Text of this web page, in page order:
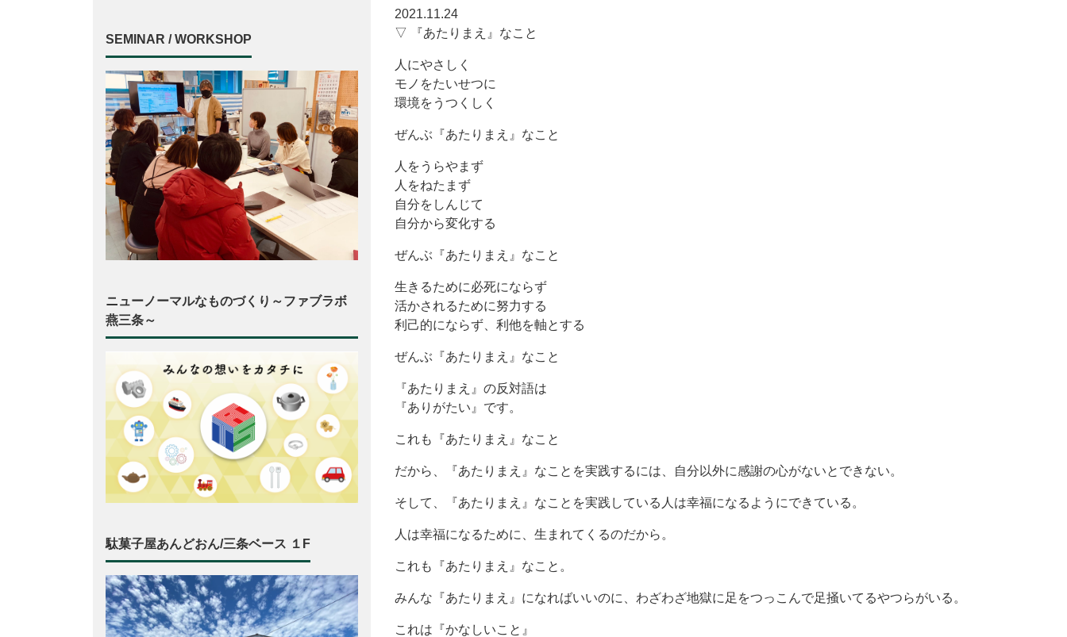
2021.11.24
▽ 『あたりまえ』なこと
人にやさしく
モノをたいせつに
環境をうつくしく
ぜんぶ『あたりまえ』なこと
人をうらやまず
人をねたまず
自分をしんじて
自分から変化する
ぜんぶ『あたりまえ』なこと
生きるために必死にならず
活かされるために努力する
利己的にならず、利他を軸とする
ぜんぶ『あたりまえ』なこと
『あたりまえ』の反対語は
『ありがたい』です。
これも『あたりまえ』なこと
だから、『あたりまえ』なことを実践するには、自分以外に感謝の心がないとできない。
そして、『あたりまえ』なことを実践している人は幸福になるようにできている。
人は幸福になるために、生まれてくるのだから。
これも『あたりまえ』なこと。
みんな『あたりまえ』になればいいのに、わざわざ地獄に足をつっこんで足掻いてるやつらがいる。
これは『かなしいこと』
SEMINAR / WORKSHOP
ニューノーマルなものづくり～ファブラボ
燕三条～
駄菓子屋あんどおん/三条ベース １F